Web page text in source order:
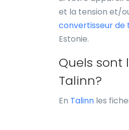
et la tension et/
convertisseur de
Estonie.
Quels sont
Talinn?
En Talinn les